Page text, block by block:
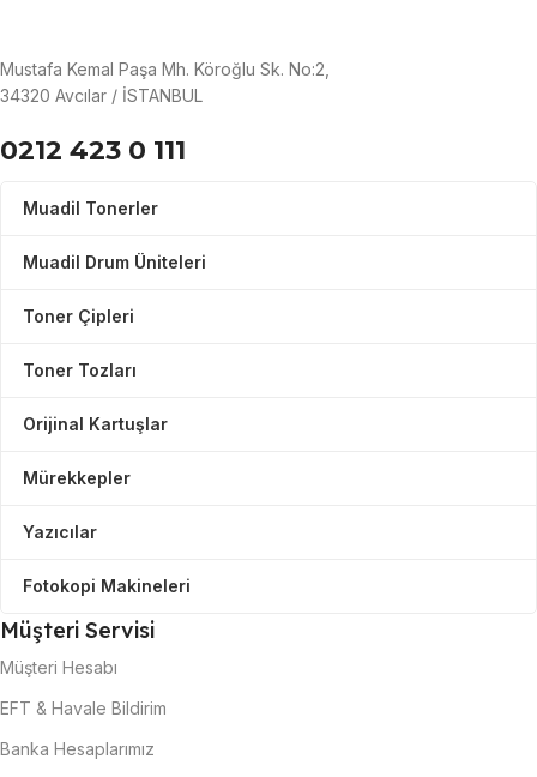
Mustafa Kemal Paşa Mh. Köroğlu Sk. No:2,
34320 Avcılar / İSTANBUL
0212 423 0 111
Muadil Tonerler
Muadil Drum Üniteleri
Toner Çipleri
Toner Tozları
Orijinal Kartuşlar
Mürekkepler
Yazıcılar
Fotokopi Makineleri
Müşteri Servisi
Müşteri Hesabı
EFT & Havale Bildirim
Banka Hesaplarımız